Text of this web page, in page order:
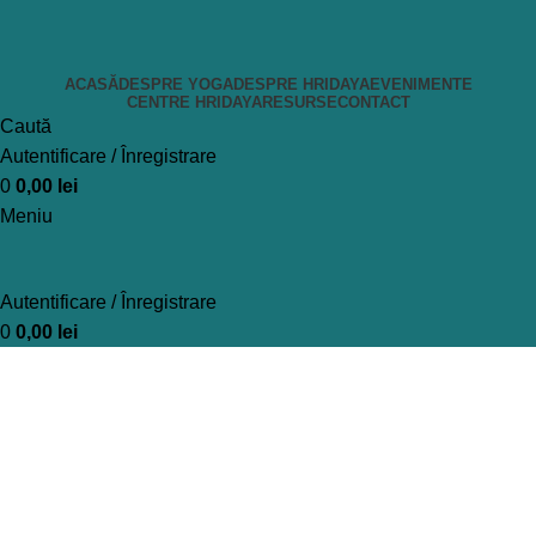
ACASĂDESPRE YOGADESPRE HRIDAYAEVENIMENTE
CENTRE HRIDAYARESURSECONTACT
Caută
Autentificare / Înregistrare
0 0,00 lei
Meniu
Autentificare / Înregistrare
0 0,00 lei